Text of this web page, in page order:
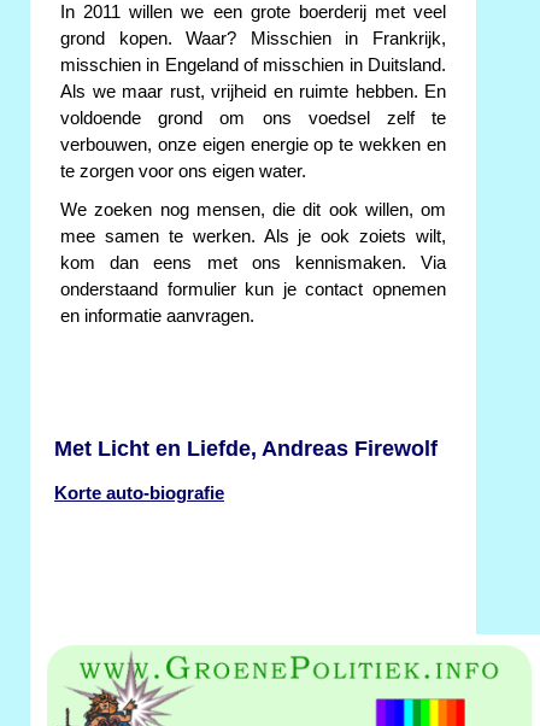
In 2011 willen we een grote boerderij met veel
grond kopen. Waar? Misschien in Frankrijk,
misschien in Engeland of misschien in Duitsland.
Als we maar rust, vrijheid en ruimte hebben. En
voldoende grond om ons voedsel zelf te
verbouwen, onze eigen energie op te wekken en
te zorgen voor ons eigen water.
We zoeken nog mensen, die dit ook willen, om
mee samen te werken. Als je ook zoiets wilt,
kom dan eens met ons kennismaken. Via
onderstaand formulier kun je contact opnemen
en informatie aanvragen.
Met Licht en Liefde, Andreas Firewolf
Korte auto-biografie